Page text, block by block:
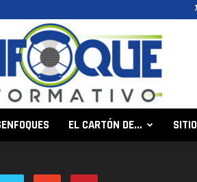
EL CARTÓN DE…